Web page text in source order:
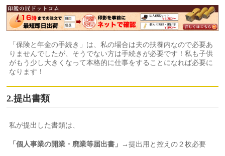
「保険と年金の手続き」は、私の場合は夫の扶養内なので必要あ
りませんでしたが、そうでない方は手続きが必要です！私も子供
がもう少し大きくなって本格的に仕事をすることになれば必要に
なります！
2.提出書類
私が提出した書類は、
「個人事業の開業・廃業等届出書」 →提出用と控えの２枚必要